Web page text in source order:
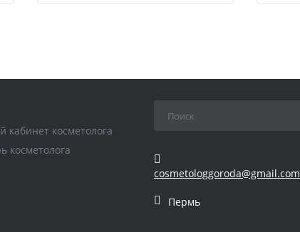
кабинет косметолога
косметолога
cosmetologgoroda@gmail.com
Пермь